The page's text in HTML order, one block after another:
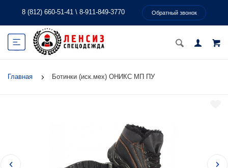
8 (812) 660-51-41 \ 8-911-849-3770 Обратный звонок
Главная Ботинки (иск.мех) ОНИКС МП ПУ